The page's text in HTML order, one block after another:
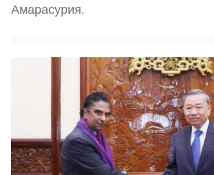
Амарасурия.